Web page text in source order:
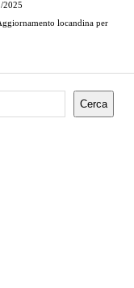
2025
locandina per
Cerca